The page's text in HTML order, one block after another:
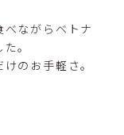
ながらベトナ
。
のお手軽さ。